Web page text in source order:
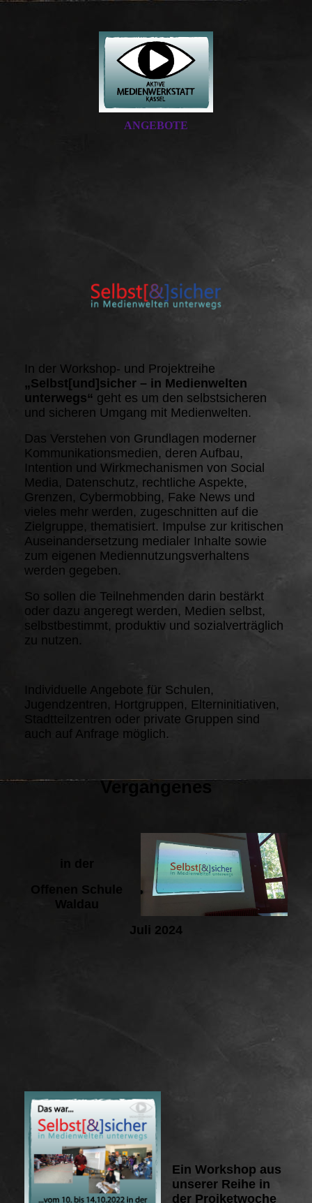
ANGEBOTE
In der Workshop- und Projektreihe
„Selbst[und]sicher – in Medienwelten
unterwegs“ geht es um den selbstsicheren
und sicheren Umgang mit Medienwelten.
Das Verstehen von Grundlagen moderner
Kommunikationsmedien, deren Aufbau,
Intention und Wirkmechanismen von Social
Media, Datenschutz, rechtliche Aspekte,
Grenzen, Cybermobbing, Fake News und
vieles mehr werden, zugeschnitten auf die
Zielgruppe, thematisiert. Impulse zur kritischen
Auseinandersetzung medialer Inhalte sowie
zum eigenen Mediennutzungsverhaltens
werden gegeben.
So sollen die Teilnehmenden darin bestärkt
oder dazu angeregt werden, Medien selbst,
selbstbestimmt, produktiv und sozialverträglich
zu nutzen.
Individuelle Angebote für Schulen,
Jugendzentren, Hortgruppen, Elterninitiativen,
Stadtteilzentren oder private Gruppen sind
auch auf Anfrage möglich.
Vergangenes
Offenen Schule
Waldau
Juli 2024
Ein Workshop aus
unserer Reihe in
der Projketwoche